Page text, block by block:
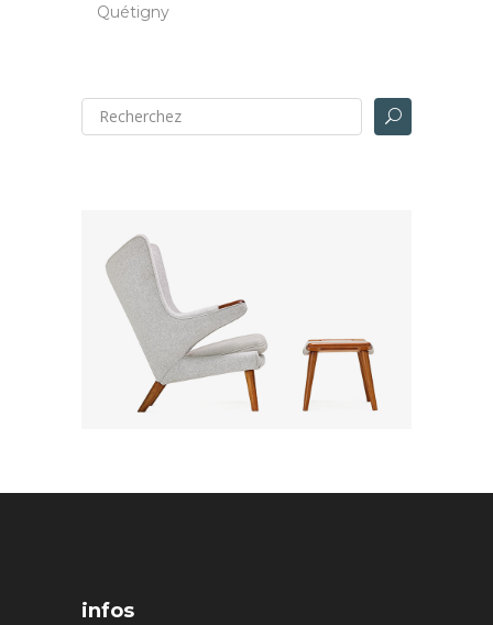
Quétigny
infos